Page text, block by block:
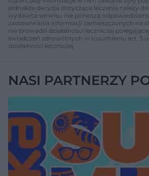
jednakże decyzja dotycząca leczenia należy
wydawca serwisu nie ponoszą
zastosowania informacji zamieszczonych na
nie prowadzi działalności leczniczej
świadczeń zdrowotnych w rozumieniu art. 3
działalności leczniczej.
NASI PARTNERZY